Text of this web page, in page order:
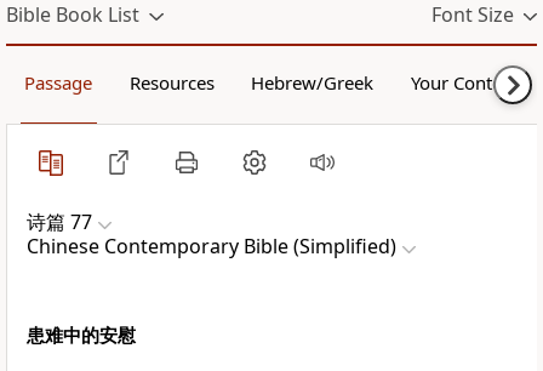
Bible Book List Font Size
Passage Resources Hebrew/Greek Your Content
诗篇 77
Chinese Contemporary Bible (Simplified)
患难中的安慰